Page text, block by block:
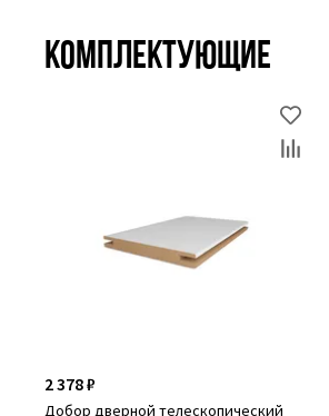
Комплектующие
2 378 ₽
Добор дверной телескопический